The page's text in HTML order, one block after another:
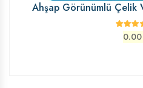
Ahşap Görünümlü Çelik
0.00